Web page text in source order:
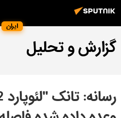
ایران
گزارش و تحلیل